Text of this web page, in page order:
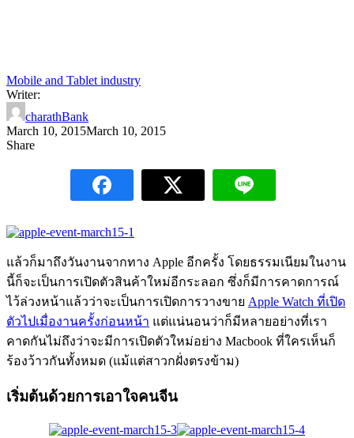
Mobile and Tablet industry
Writer:
charathBank
March 10, 2015March 10, 2015
Share
แล้วก็มาถึงวันงานจากทาง Apple อีกครั้ง โดยธรรมเนียมในงาน
นี้ก็จะเป็นการเปิดตัวสินค้าใหม่อีกระลอก ซึ่งก็มีการคาดการณ์
ไว้ล่วงหน้าแล้วว่าจะเป็นการเปิดการวางขาย Apple Watch ที่เปิด
ตัวไปเมื่องานครั้งก่อนหน้า แต่แน่นอนว่าก็มีหลายอย่างที่เรา
คาดกันไม่ถึงว่าจะมีการเปิดตัวใหม่อย่าง Macbook ที่ใครเห็นก็
ร้องว้าวกันทั้งหมด (แม้แต่สาวกฝั่งตรงข้าม)
เริ่มต้นด้วยการเอาใจคนจีน